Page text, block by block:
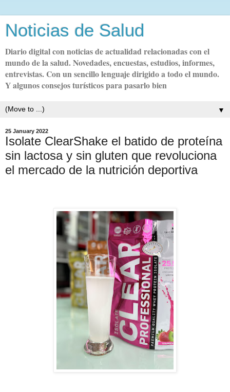
Noticias de Salud
Diario digital con noticias de actualidad relacionadas con el
mundo de la salud. Novedades, encuestas, estudios, informes,
entrevistas. Con un sencillo lenguaje dirigido a todo el mundo.
Y algunos consejos turísticos para pasarlo bien
▼
25 January 2022
Isolate ClearShake el batido de proteína
sin lactosa y sin gluten que revoluciona
el mercado de la nutrición deportiva